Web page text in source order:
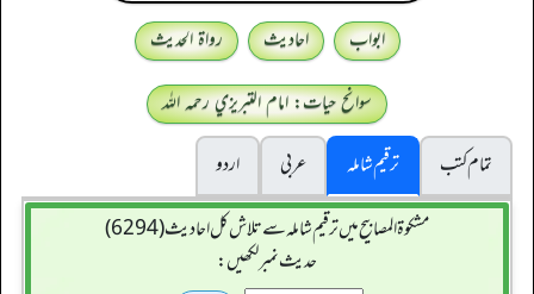
ابواب احادیث
رواۃ الحدیث
سوانح حیات: امام التبريزي رحمہ اللہ
تمام کتب
ترقیم شاملہ عربی
اردو
مشکوۃ المصابیح میں ترقیم شاملہ سے تلاش کل احادیث (6294)
حدیث نمبر لکھیں: